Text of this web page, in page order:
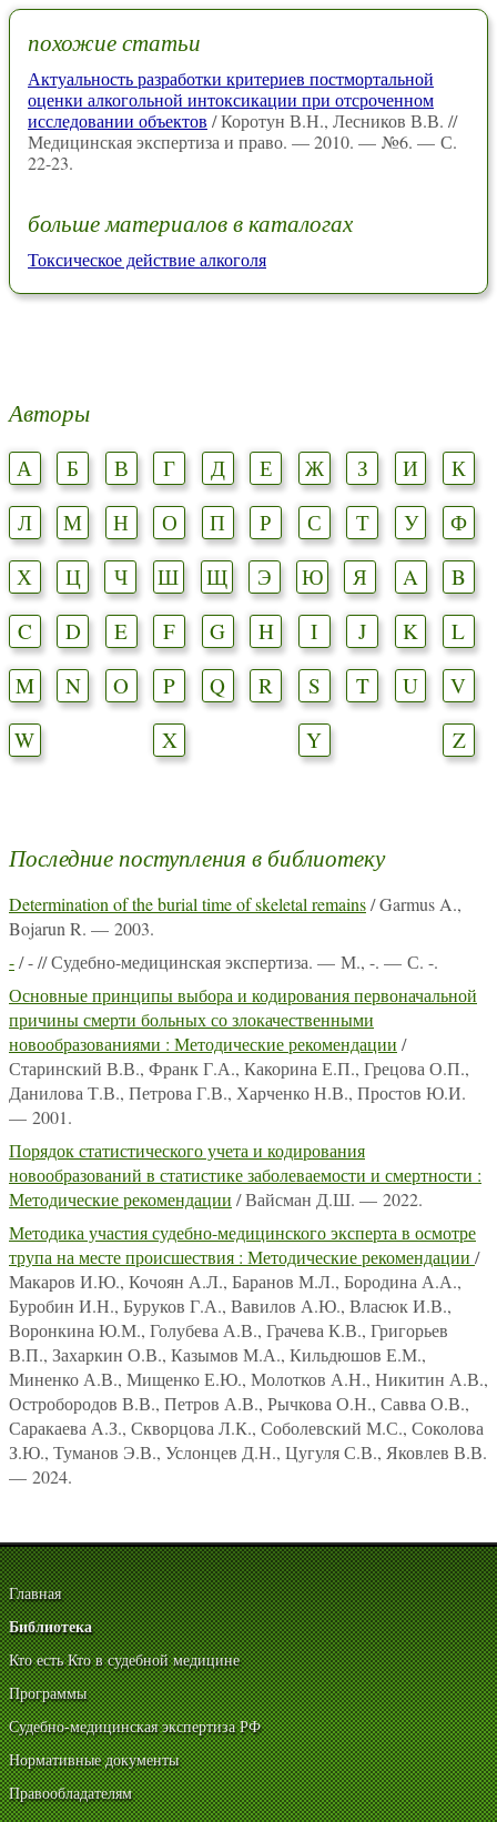
похожие статьи
Актуальность разработки критериев постмортальной
оценки алкогольной интоксикации при отсроченном
исследовании объектов / Коротун В.Н., Лесников В.В. //
Медицинская экспертиза и право. — 2010. — №6. — С.
22-23.
больше материалов в каталогах
Токсическое действие алкоголя
Авторы
А Б В Г Д Е Ж З И
К
Л
М Н О П Р С Т У
Ф
Х
Ц Ч Ш Щ Э Ю Я A
B
C
D E F G H I J K
L
M
N O P Q R S T U
V
W
X Y Z
Последние поступления в библиотеку
Determination of the burial time of skeletal remains/ Garmus A.,
Bojarun R. — 2003.
-/ - // Судебно-медицинская экспертиза. — М., -. — С. -.
Основные принципы выбора и кодирования первоначальной
причины смерти больных со злокачественными
новообразованиями : Методические рекомендации /
Старинский В.В., Франк Г.А., Какорина Е.П., Грецова О.П.,
Данилова Т.В., Петрова Г.В., Харченко Н.В., Простов Ю.И.
— 2001.
Порядок статистического учета и кодирования
новообразований в статистике заболеваемости и смертности :
Методические рекомендации / Вайсман Д.Ш. — 2022.
Методика участия судебно-медицинского эксперта в осмотре
трупа на месте происшествия : Методические рекомендации /
Макаров И.Ю., Кочоян А.Л., Баранов М.Л., Бородина А.А.,
Буробин И.Н., Буруков Г.А., Вавилов А.Ю., Власюк И.В.,
Воронкина Ю.М., Голубева А.В., Грачева К.В., Григорьев
В.П., Захаркин О.В., Казымов М.А., Кильдюшов Е.М.,
Миненко А.В., Мищенко Е.Ю., Молотков А.Н., Никитин А.В.,
Остробородов В.В., Петров А.В., Рычкова О.Н., Савва О.В.,
Саракаева А.З., Скворцова Л.К., Соболевский М.С., Соколова
З.Ю., Туманов Э.В., Услонцев Д.Н., Цугуля С.В., Яковлев В.В.
— 2024.
Главная
Библиотека
Кто есть Кто в судебной медицине
Программы
Судебно-медицинская экспертиза РФ
Нормативные документы
Правообладателям